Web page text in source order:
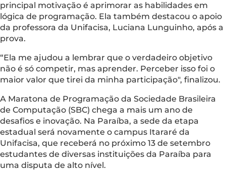
principal motivação é aprimorar as habilidades em
lógica de programação. Ela também destacou o apoio
da professora da Unifacisa, Luciana Lunguinho, após a
prova.
“Ela me ajudou a lembrar que o verdadeiro objetivo
não é só competir, mas aprender. Perceber isso foi o
maior valor que tirei da minha participação", finalizou.
A Maratona de Programação da Sociedade Brasileira
de Computação (SBC) chega a mais um ano de
desafios e inovação. Na Paraíba, a sede da etapa
estadual será novamente o campus Itararé da
Unifacisa, que receberá no próximo 13 de setembro
estudantes de diversas instituições da Paraíba para
uma disputa de alto nível.